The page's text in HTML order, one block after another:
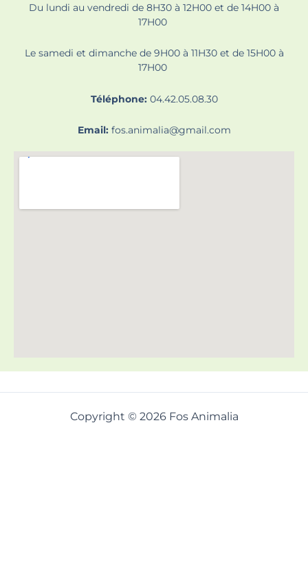
Du lundi au vendredi de 8H30 à 12H00 et de 14H00 à
17H00
Le samedi et dimanche de 9H00 à 11H30 et de 15H00 à
17H00
Téléphone:04.42.05.08.30
Email: fos.animalia@gmail.com
Copyright © 2026 Fos Animalia